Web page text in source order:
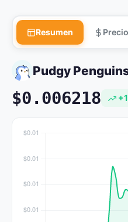
Resumen Precio
Pudgy
$0.006218